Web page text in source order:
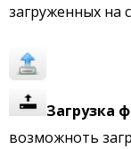
загруженных на
Загрузка
возможноть